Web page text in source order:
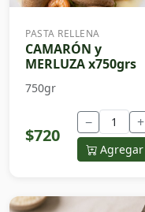
PASTA RELLENA
CAMARÓN y
MERLUZA x750grs
750gr
$720
− +
Agregar